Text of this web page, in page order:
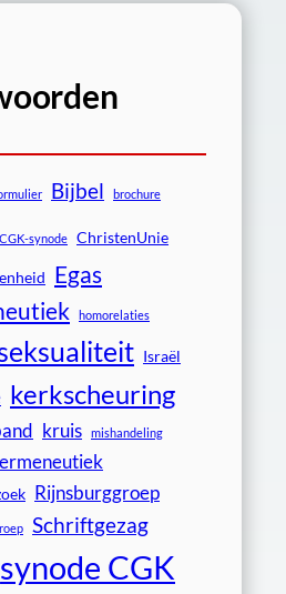
Bijbel brochure
CGK-synode ChristenUnie
Egas
homorelaties
Israël
kerkscheuring
kruis mishandeling
Rijnsburggroep
Schriftgezag
synode CGK